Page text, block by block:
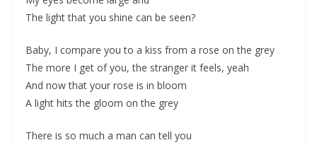
The light that you shine can be seen?
Baby, I compare you to a kiss from a rose on the grey
The more I get of you, the stranger it feels, yeah
And now that your rose is in bloom
A light hits the gloom on the grey
There is so much a man can tell you